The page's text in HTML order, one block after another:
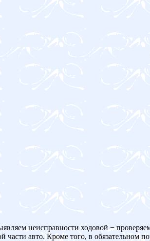
неисправности ходовой −
авто. Кроме того, в обязательном